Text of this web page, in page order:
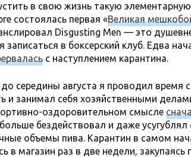
в свою жизнь такую
состоялась первая «Великая
Disgusting Men — это
в боксерский клуб. Едва
с наступлением карантина.
середины августа я проводил время с
и занимал себя хозяйственными
оздоровительном смысле
бездействовал и даже усугублял
объемы пива. Карантин в самом
в магазин раз в две недели, закупаясь